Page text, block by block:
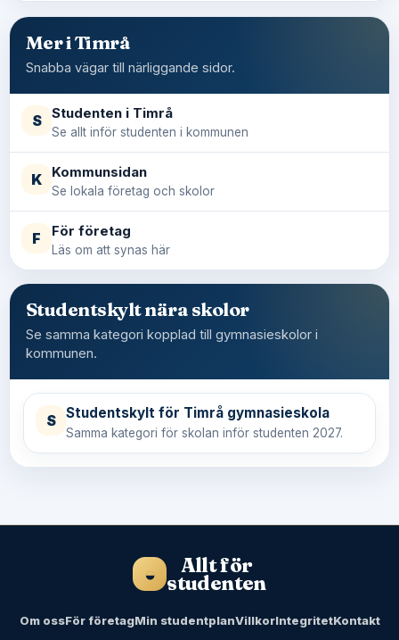
Mer i Timrå
Snabba vägar till närliggande sidor.
S Studenten i Timrå
Se allt inför studenten i kommunen
K Kommunsidan
Se lokala företag och skolor
F För företag
Läs om att synas här
Studentskylt nära skolor
Se samma kategori kopplad till gymnasieskolor i
kommunen.
S Studentskylt för Timrå gymnasieskola
Samma kategori för skolan inför studenten 2027.
◒ Allt för
studenten
Om ossFör företagMin studentplanVillkorIntegritetKontakt